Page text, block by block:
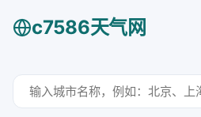
c7586天气网